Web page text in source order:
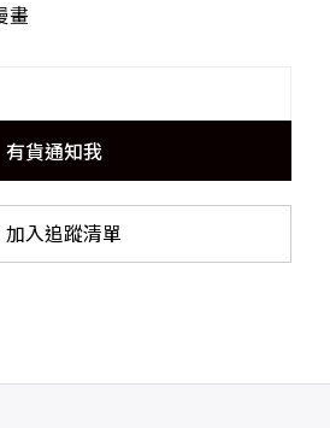
畫
有貨通知我
加入追蹤清單